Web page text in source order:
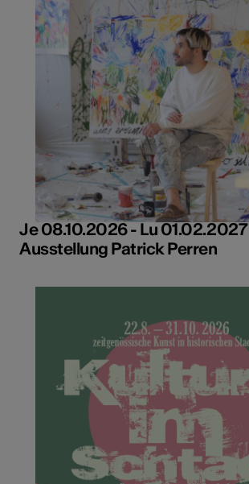
Je 08.10.2026 - Lu 01.02.2027
Ausstellung Patrick Perren